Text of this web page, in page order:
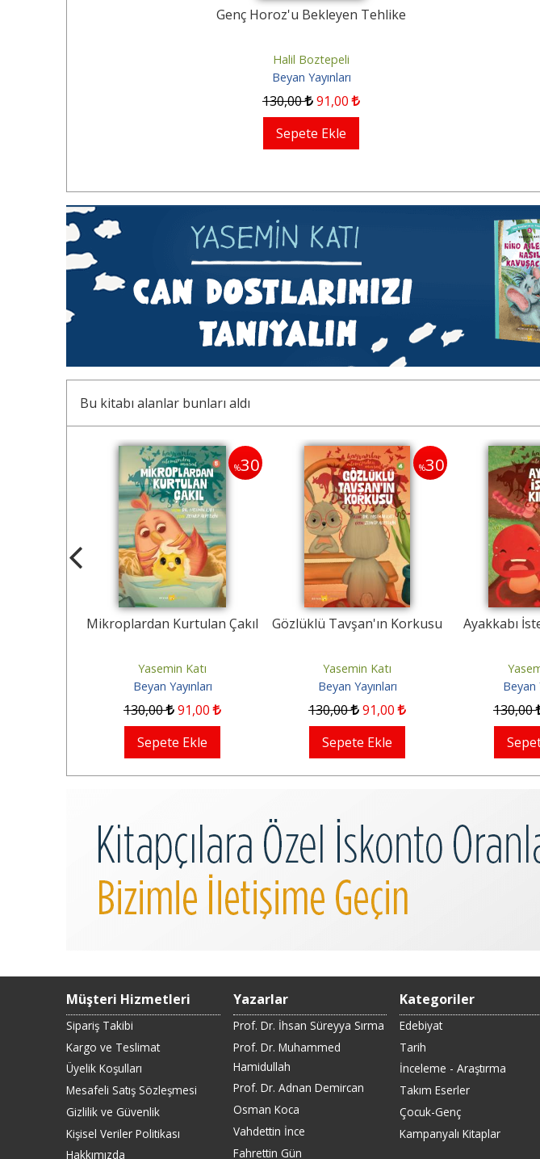
Genç Horoz'u Bekleyen Tehlike
Halil Boztepeli
Beyan Yayınları
130,00 91,00
Sepete Ekle
Bu kitabı alanlar bunları aldı
%30
Mikroplardan Kurtulan Çakıl
Yasemin Katı
Beyan Yayınları
130,00 91,00
Sepete Ekle
%30
Gözlüklü Tavşan'ın Korkusu
Yasemin Katı
Beyan Yayınları
130,00 91,00
Sepete Ekle
Ayakkabı
Beyan
130,00
Müşteri Hizmetleri
Sipariş Takibi
Kargo ve Teslimat
Üyelik Koşulları
Mesafeli Satış Sözleşmesi
Gizlilik ve Güvenlik
Kişisel Veriler Politikası
Hakkımızda
Yazarlar
Prof. Dr. İhsan Süreyya Sırma
Prof. Dr. Muhammed
Hamidullah
Prof. Dr. Adnan Demircan
Osman Koca
Vahdettin İnce
Fahrettin Gün
Kategoriler
Edebiyat
Tarih
İnceleme - Araştırma
Takım Eserler
Çocuk-Genç
Kampanyalı Kitaplar